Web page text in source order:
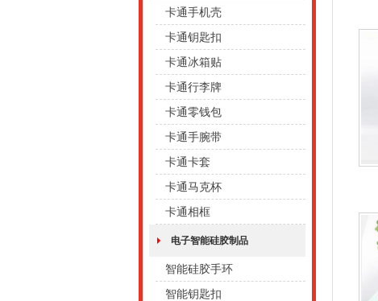
卡通手机壳
卡通钥匙扣
卡通冰箱贴
卡通行李牌
卡通零钱包
卡通手腕带
卡通卡套
卡通马克杯
卡通相框
电子智能硅胶制品
智能硅胶手环
智能钥匙扣